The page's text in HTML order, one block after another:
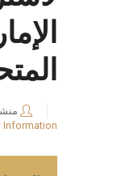
Information